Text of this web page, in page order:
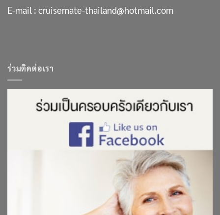
E-mail : cruisemate-thailand@hotmail.com
ร่วมติดต่อเรา